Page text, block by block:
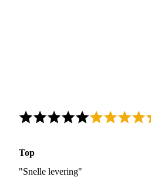
Top
"Snelle levering"